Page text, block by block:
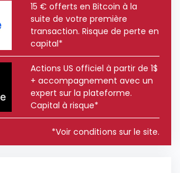
15 € offerts en Bitcoin à la
suite de votre première
transaction. Risque de perte en
capital*
Actions US officiel à partir de 1$
+ accompagnement avec un
expert sur la plateforme.
Capital à risque*
*Voir conditions sur le site.